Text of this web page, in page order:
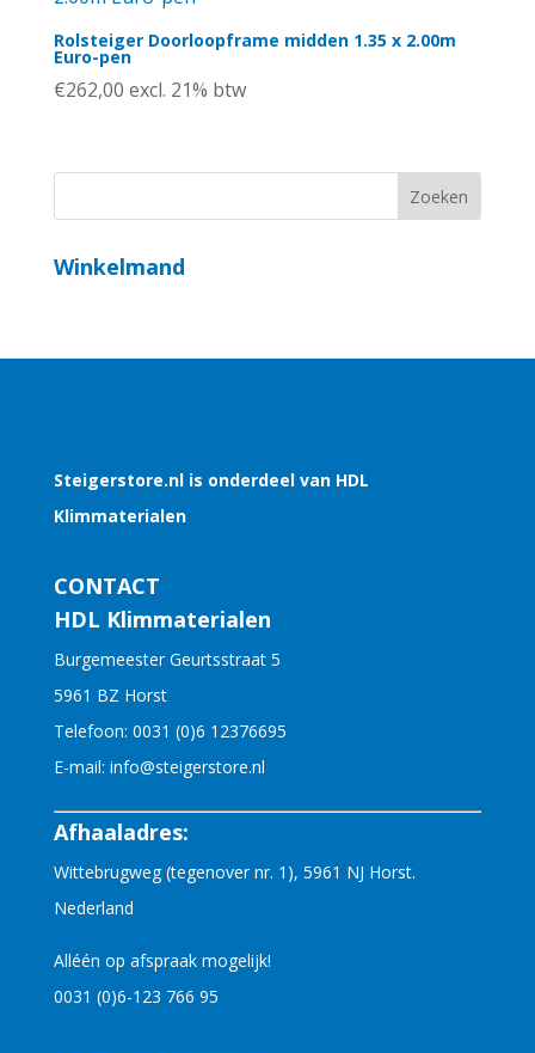
Rolsteiger Doorloopframe midden 1.35 x 2.00m
Euro-pen
€262,00 excl. 21% btw
Winkelmand
Steigerstore.nl is onderdeel van HDL
Klimmaterialen
CONTACT
HDL Klimmaterialen
Burgemeester Geurtsstraat 5
5961 BZ Horst
Telefoon: 0031 (0)6 12376695
E-mail: info@steigerstore.nl
Afhaaladres:
Wittebrugweg (tegenover nr. 1), 5961 NJ Horst.
Nederland
Alléén op afspraak mogelijk!
0031 (0)6-123 766 95